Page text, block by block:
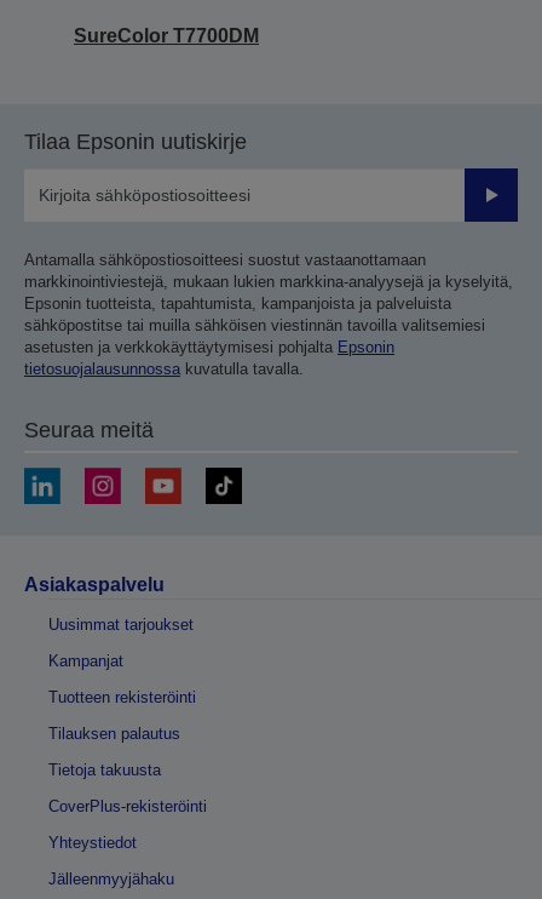
SureColor T7700DM
Tilaa Epsonin uutiskirje
Lähetä
Antamalla sähköpostiosoitteesi suostut vastaanottamaan
markkinointiviestejä, mukaan lukien markkina-analyysejä ja kyselyitä,
Epsonin tuotteista, tapahtumista, kampanjoista ja palveluista
sähköpostitse tai muilla sähköisen viestinnän tavoilla valitsemiesi
asetusten ja verkkokäyttäytymisesi pohjalta Epsonin
tietosuojalausunnossa kuvatulla tavalla.
Seuraa meitä
Asiakaspalvelu
Uusimmat tarjoukset
Kampanjat
Tuotteen rekisteröinti
Tilauksen palautus
Tietoja takuusta
CoverPlus-rekisteröinti
Yhteystiedot
Jälleenmyyjähaku